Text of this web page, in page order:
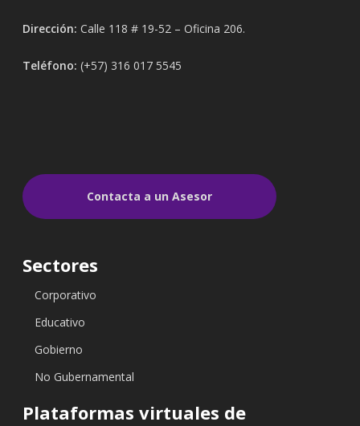
Dirección: Calle 118 # 19-52 – Oficina 206.
Teléfono: (+57) 316 017 5545
Contacta a un Asesor
Sectores
Corporativo
Educativo
Gobierno
No Gubernamental
Plataformas virtuales de